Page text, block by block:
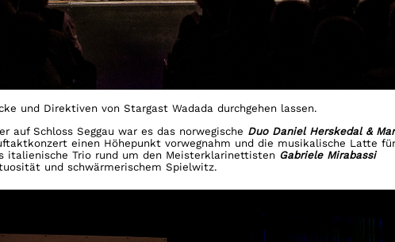
und Direktiven von Stargast Wadada durchgehen lassen.
auf Schloss Seggau war es das norwegische Duo Daniel Herskedal &
einen Höhepunkt vorwegnahm und die musikalische Latte
italienische Trio rund um den Meisterklarinettisten Gabriele Mirabassi
und schwärmerischem Spielwitz.